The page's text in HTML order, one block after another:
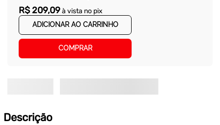
R$ 209,09à vista no pix
ADICIONAR AO CARRINHO
COMPRAR
Descrição